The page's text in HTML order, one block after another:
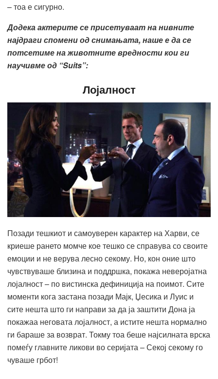
– тоа е сигурно.
Додека актерите се присетуваат на нивните
најдраги спомени од снимањата, наше е да се
потсетиме на животните вредности кои ги
научивме од “Suits”:
Лојалност
Позади тешкиот и самоуверен карактер на Харви, се
криеше рането момче кое тешко се справува со своите
емоции и не верува лесно секому. Но, кон оние што
чувствуваше близина и поддршка, покажа неверојатна
лојалност – по вистинска дефиниција на поимот. Сите
моменти кога застана позади Мајк, Џесика и Луис и
сите нешта што ги направи за да ја заштити Дона ја
покажаа неговата лојалност, а истите нешта нормално
ги бараше за возврат. Токму тоа беше најсилната врска
помеѓу главните ликови во серијата – Секој секому го
чуваше грбот!